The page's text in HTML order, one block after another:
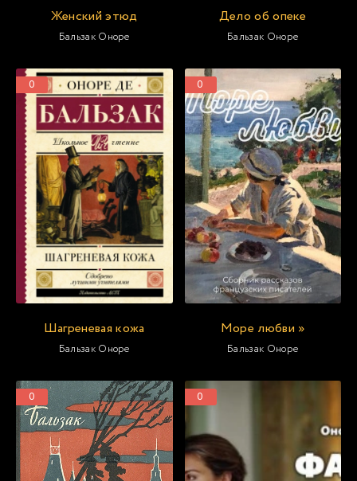
Женский этюд
Бальзак Оноре
Дело об опеке
Бальзак Оноре
0
Шагреневая кожа
Бальзак Оноре
0
Море любви »
Бальзак Оноре
0 0